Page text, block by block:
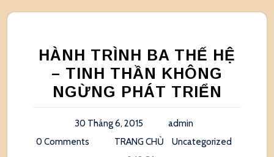
HÀNH TRÌNH BA THẾ HỆ
– TINH THẦN KHÔNG
NGỪNG PHÁT TRIỂN
30 Tháng 6, 2015
admin
0 Comments
TRANG CHỦ
Uncategorized